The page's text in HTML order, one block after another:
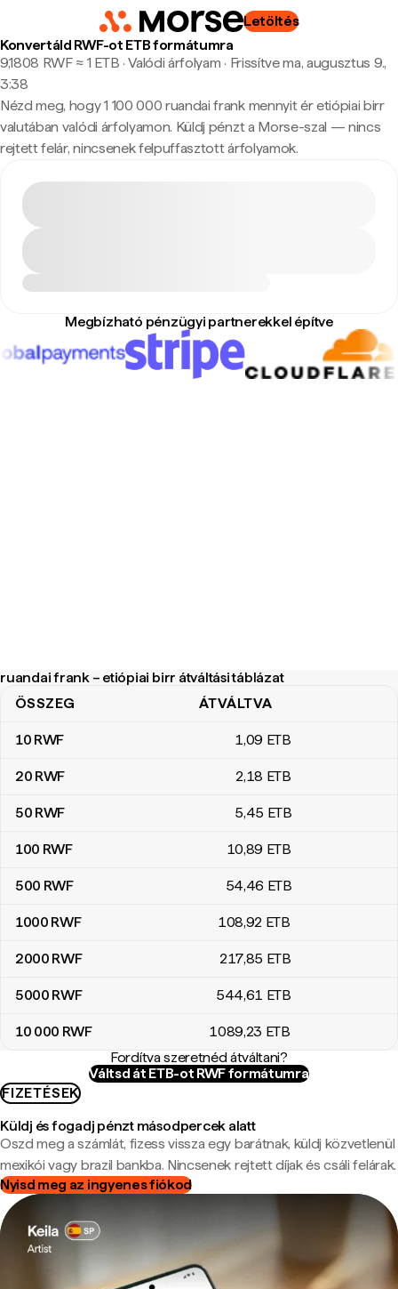
Letöltés
Konvertáld RWF-ot ETB formátumra
9,1808 RWF ≈ 1 ETB · Valódi árfolyam · Frissítve ma, augusztus 9.,
3:38
Nézd meg, hogy 1 100 000 ruandai frank mennyit ér etiópiai birr
valutában valódi árfolyamon. Küldj pénzt a Morse-szal — nincs
rejtett felár, nincsenek felpuffasztott árfolyamok.
Megbízható pénzügyi partnerekkel építve
ruandai frank – etiópiai birr átváltási táblázat
ruandai frank – etiópiai birr átváltási táblázat
ÖSSZEG ÁTVÁLTVA
10 RWF 1,09 ETB
20 RWF 2,18 ETB
50 RWF 5,45 ETB
100 RWF 10,89 ETB
500 RWF 54,46 ETB
1000 RWF 108,92 ETB
2000 RWF 217,85 ETB
5000 RWF 544,61 ETB
10 000 RWF 1089,23 ETB
Fordítva szeretnéd átváltani?
Váltsd át ETB-ot RWF formátumra
FIZETÉSEK
Küldj és fogadj pénzt másodpercek alatt
Oszd meg a számlát, fizess vissza egy barátnak, küldj közvetlenül
mexikói vagy brazil bankba. Nincsenek rejtett díjak és csáli felárak.
Nyisd meg az ingyenes fiókod